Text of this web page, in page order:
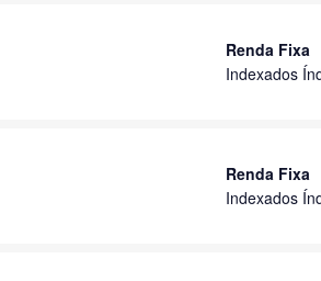
Renda Fixa
Indexados
Renda Fixa
Indexados